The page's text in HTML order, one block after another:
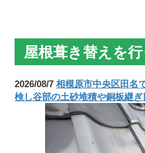
屋根葺き替えを
2026/08/7 相模原市中央区田名
検し谷部の土砂堆積や銅板継